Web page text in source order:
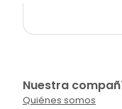
Nuestra
Quiénes somos